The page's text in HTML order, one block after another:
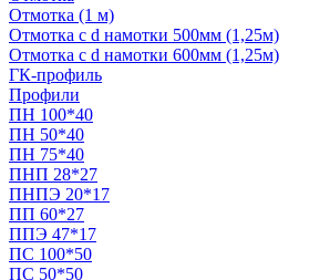
Отмотка (1 м)
Отмотка с d намотки 500мм (1,25м)
Отмотка с d намотки 600мм (1,25м)
ГК-профиль
Профили
ПН 100*40
ПН 50*40
ПН 75*40
ПНП 28*27
ПНПЭ 20*17
ПП 60*27
ППЭ 47*17
ПС 100*50
ПС 50*50